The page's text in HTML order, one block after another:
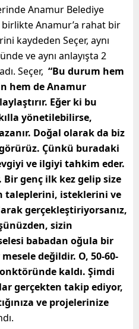
Anamur Belediye
Anamur’a rahat bir
kaydeden Seçer, aynı
ve aynı anlayışta 2
Seçer, “Bu durum hem
hem de Anamur
Eğer ki bu
yönetilebilirse,
Doğal olarak da biz
Çünkü buradaki
ve ilgiyi tahkim eder.
Bir genç ilk kez gelip size
taleplerini, isteklerini ve
gerçekleştiriyorsanız,
sizin
babadan oğula bir
değildir. O, 50-60-
kaldı. Şimdi
gerçekten takip ediyor,
ve projelerinize